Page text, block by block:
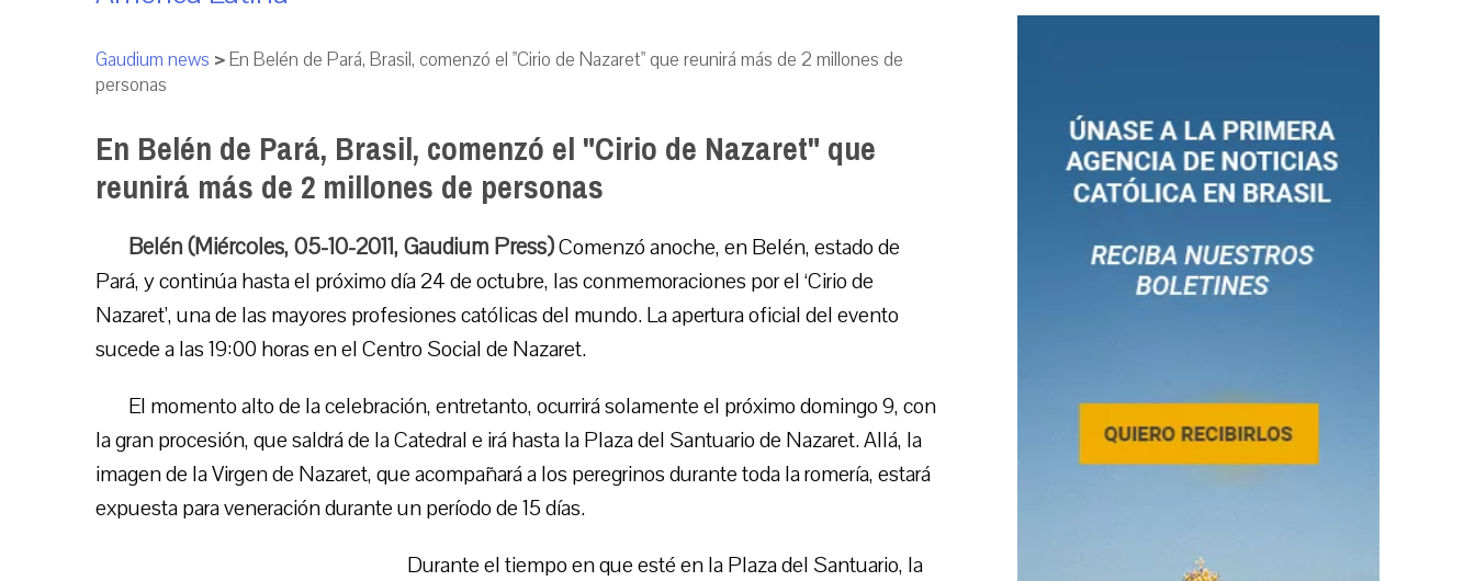
Gaudium news >En Belén de Pará, Brasil, comenzó el "Cirio de Nazaret" que reunirá más de 2 millones de
personas
En Belén de Pará, Brasil, comenzó el "Cirio de Nazaret" que
reunirá más de 2 millones de personas
Belén (Miércoles, 05-10-2011, Gaudium Press)Comenzó anoche, en Belén, estado de
Pará, y continúa hasta el próximo día 24 de octubre, las conmemoraciones por el ‘Cirio de
Nazaret’, una de las mayores profesiones católicas del mundo. La apertura oficial del evento
sucede a las 19:00 horas en el Centro Social de Nazaret.
El momento alto de la celebración, entretanto, ocurrirá solamente el próximo domingo 9, con
la gran procesión, que saldrá de la Catedral e irá hasta la Plaza del Santuario de Nazaret. Allá, la
imagen de la Virgen de Nazaret, que acompañará a los peregrinos durante toda la romería, estará
expuesta para veneración durante un período de 15 días.
Durante el tiempo en que esté en la Plaza del Santuario, la